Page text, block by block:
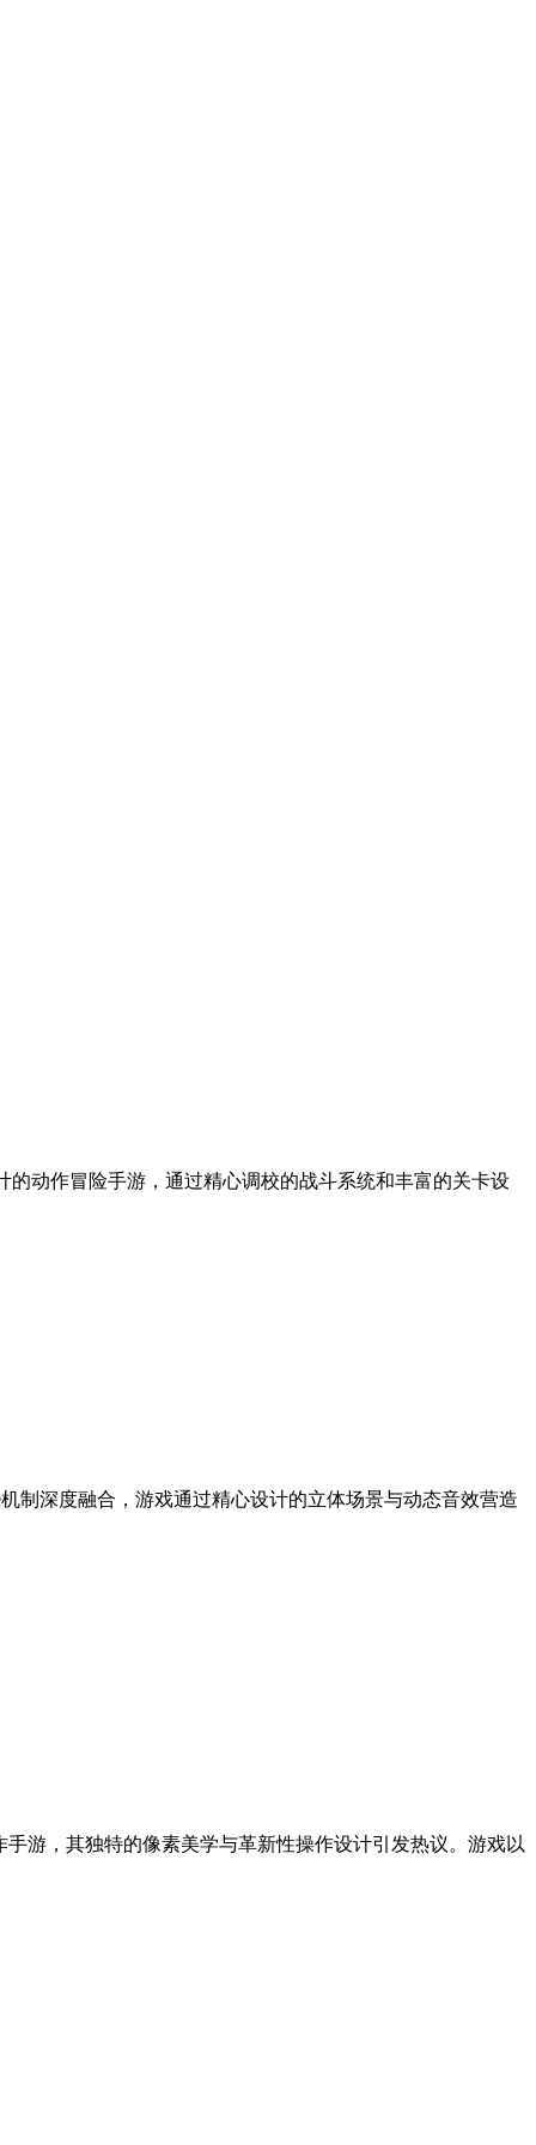
动作冒险手游，通过精心调校的战斗系统和丰富的关卡设
制深度融合，游戏通过精心设计的立体场景与动态音效营造
游，其独特的像素美学与革新性操作设计引发热议。游戏以